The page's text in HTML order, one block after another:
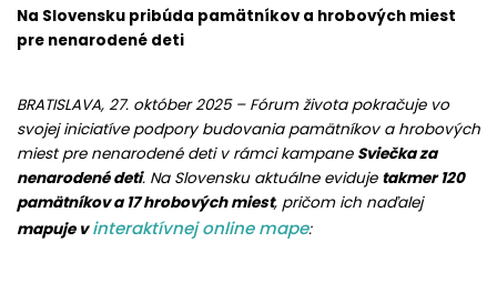
Odkazovač
Pamätníky Nenarodeným
Minulé ročníky
Spravodajca
Na Slovensku pribúda pamätníkov a hrobových miest
pre nenarodené deti
BRATISLAVA, 27. október 2025 – Fórum života pokračuje vo
svojej iniciatíve podpory budovania pamätníkov a hrobových
miest pre nenarodené deti v rámci kampane Sviečka za
nenarodené deti. Na Slovensku aktuálne eviduje takmer 120
pamätníkov a 17 hrobových miest, pričom ich naďalej
mapuje vinteraktívnej online mape: